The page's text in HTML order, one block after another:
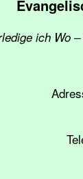
ich Wo